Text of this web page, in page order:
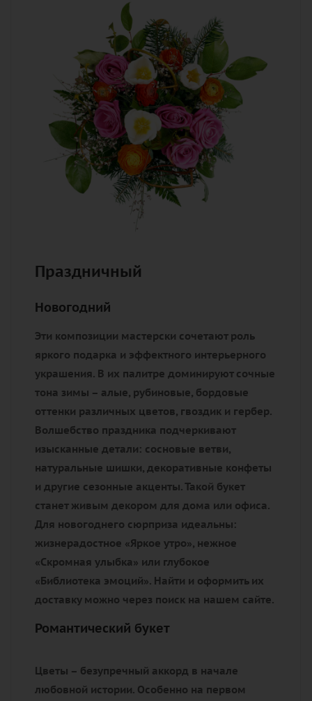
Праздничный
Новогодний
Эти композиции мастерски сочетают роль
яркого подарка и эффектного интерьерного
украшения. В их палитре доминируют сочные
тона зимы – алые, рубиновые, бордовые
оттенки различных цветов, гвоздик и гербер.
Волшебство праздника подчеркивают
изысканные детали: сосновые ветви,
натуральные шишки, декоративные конфеты
и другие сезонные акценты. Такой букет
станет живым декором для дома или офиса.
Для новогоднего сюрприза идеальны:
жизнерадостное «Яркое утро», нежное
«Скромная улыбка» или глубокое
«Библиотека эмоций». Найти и оформить их
доставку можно через поиск на нашем сайте.
Романтический букет
Цветы – безупречный аккорд в начале
любовной истории. Особенно на первом